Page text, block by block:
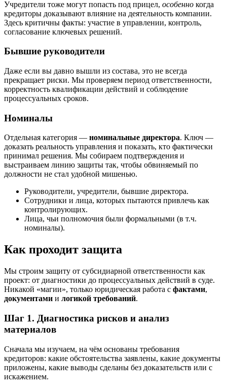
Учредители тоже могут попасть под прицел, особенно когда
кредиторы доказывают влияние на деятельность компании.
Здесь критичны факты: участие в управлении, контроль,
согласование ключевых решений.
Бывшие руководители
Даже если вы давно вышли из состава, это не всегда
прекращает риски. Мы проверяем период ответственности,
корректность квалификации действий и соблюдение
процессуальных сроков.
Номиналы
Отдельная категория — номинальные директора. Ключ —
доказать реальность управления и показать, кто фактически
принимал решения. Мы собираем подтверждения и
выстраиваем линию защиты так, чтобы обвиняемый по
должности не стал удобной мишенью.
Руководители, учредители, бывшие директора.
Сотрудники и лица, которых пытаются привлечь как
контролирующих.
Лица, чьи полномочия были формальными (в т.ч.
номиналы).
Как проходит защита
Мы строим защиту от субсидиарной ответственности как
проект: от диагностики до процессуальных действий в суде.
Никакой «магии», только юридическая работа с фактами,
документами и логикой требований.
Шаг 1. Диагностика рисков и анализ
материалов
Сначала мы изучаем, на чём основаны требования
кредиторов: какие обстоятельства заявлены, какие документы
приложены, какие выводы сделаны без доказательств или с
искажением.